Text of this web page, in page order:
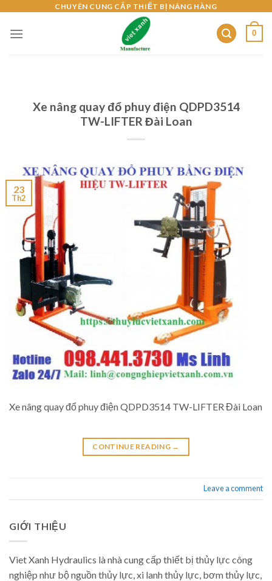
content
CHUYÊN CUNG CẤP THIẾT BỊ NÂNG HÀNG
0
Xe nâng quay đổ phuy điện QDPD3514
TW-LIFTER Đài Loan
23
Th2
Xe nâng quay đổ phuy điện QDPD3514 TW-LIFTER Đài Loan
CONTINUE READING →
Leave a comment
GIỚI THIỆU
Viet Xanh Hydraulics là nhà cung cấp thiết bị thủy lực công
nghiệp như bộ nguồn thủy lực, xi lanh thủy lực, bơm thủy lực,